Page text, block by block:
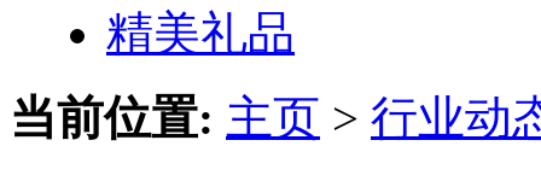
精美礼品
当前位置: 主页 > 行业动